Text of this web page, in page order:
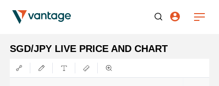
SGD/JPY LIVE PRICE AND CHART